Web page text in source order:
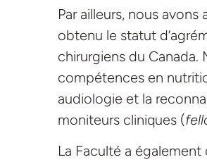
Par ailleurs, nous
obtenu le statut
chirurgiens du Canada.
compétences en
audiologie et la
moniteurs cliniques (
La Faculté a